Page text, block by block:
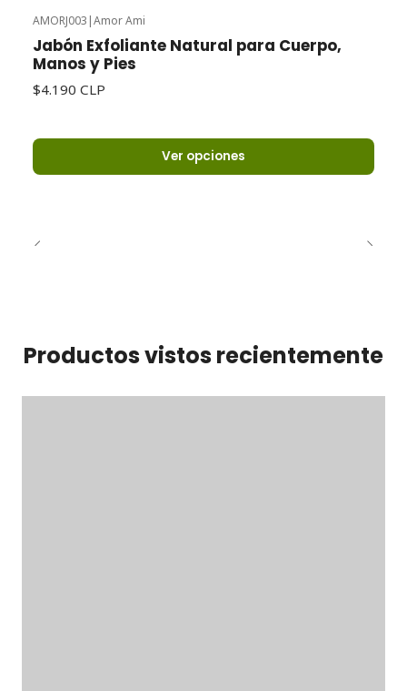
AMORJ003 |Amor Ami
Jabón Exfoliante Natural para Cuerpo,
Manos y Pies
$4.190 CLP
Ver opciones
Productos vistos recientemente